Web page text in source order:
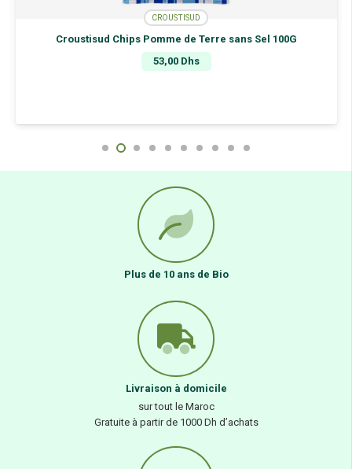
CROUSTISUD
Croustisud Chips Pomme de Terre sans Sel 100G
53,00 Dhs
Plus de 10 ans de Bio
Livraison à domicile
sur tout le Maroc
Gratuite à partir de 1000 Dh d’achats